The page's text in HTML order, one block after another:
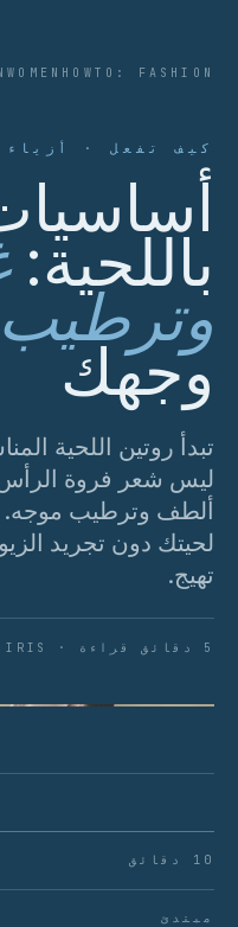
HOWTO: FASHION
WOMEN
كيف تفعل ·
باللحية:
وترطيب
وجهك
تبدأ روتين اللحية
ليس شعر فروة الرأس
ألطف وترطيب موجه.
لحيتك دون تجريد
تهيج.
5 دقائق قراءة · IRIS
10 دقائق
مبتدئ